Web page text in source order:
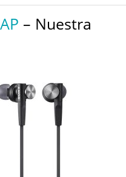
– Nuestra